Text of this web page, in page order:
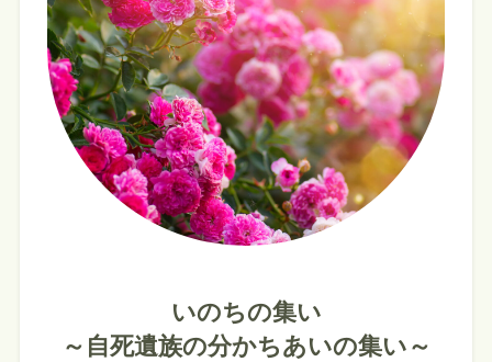
いのちの集い
～自死遺族の分かちあいの集い～